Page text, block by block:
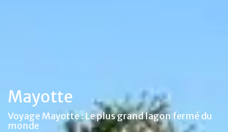
Mayotte
Voyage Mayotte : Le plus grand lagon fermé du
monde